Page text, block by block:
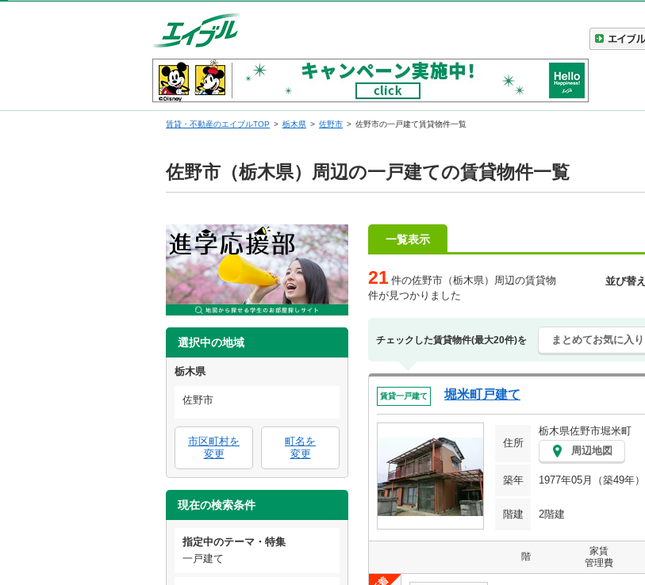
賃貸・不動産のエイブルTOP 栃木県 佐野市 佐野市の一戸建て賃貸物件一覧
佐野市（栃木県）周辺の一戸建ての賃貸物件一覧
選択中の地域
栃木県
佐野市
市区町村を
変更
町名を
変更
現在の検索条件
指定中のテーマ・特集
一戸建て
一覧表示
21 件の佐野市（栃木県）周辺の賃貸物
件が見つかりました
並び替え
チェックした賃貸物件(最大20件)を まとめてお気に入り
賃貸一戸建て 堀米町戸建て
住所
栃木県佐野市堀米町
周辺地図
築年
1977年05月（築49年）
階建 2階建
階
家賃
管理費